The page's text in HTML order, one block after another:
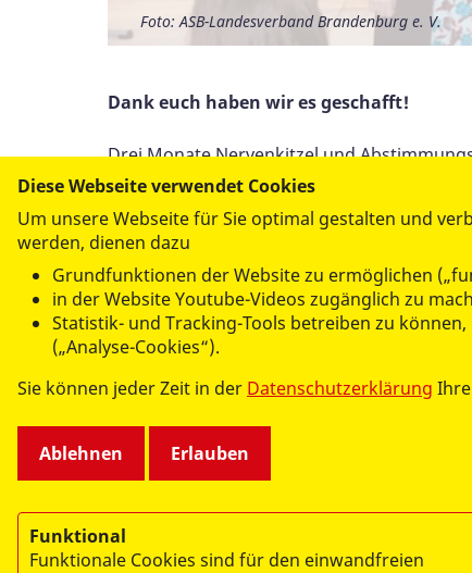
Foto: ASB-Landesverband Brandenburg e. V.
Foto: ASB-Landesverband Brandenburg e. V.
Dank euch haben wir es geschafft!
Drei Monate Nervenkitzel und
Brandenburger Wünschewagen in der
gewonnen. Danke, für jede einzelne
Menschen erfüllen.
Unsere Freude möchten wir mit einem
Weihnachtsgeschenke für bedürftige
in der Weihnachtszeit. Die Geschenke
Stifte und Süßigkeiten. Die Kosten
insgesamt 17.000 Stimmen und 44
Diese Webseite verwendet Cookies
Um unsere Webseite für Sie optimal gestalten und
werden, dienen dazu
Grundfunktionen der Website zu ermöglichen
in der Website Youtube-Videos zugänglich zu
Statistik- und Tracking-Tools betreiben zu
(„Analyse-Cookies“).
Sie können jeder Zeit in der Datenschutzerklärung
Ablehnen Erlauben
Funktional
Funktionale Cookies sind für den einwandfreien